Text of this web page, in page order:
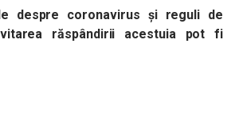
despre coronavirus și reguli de
răspândirii acestuia pot fi